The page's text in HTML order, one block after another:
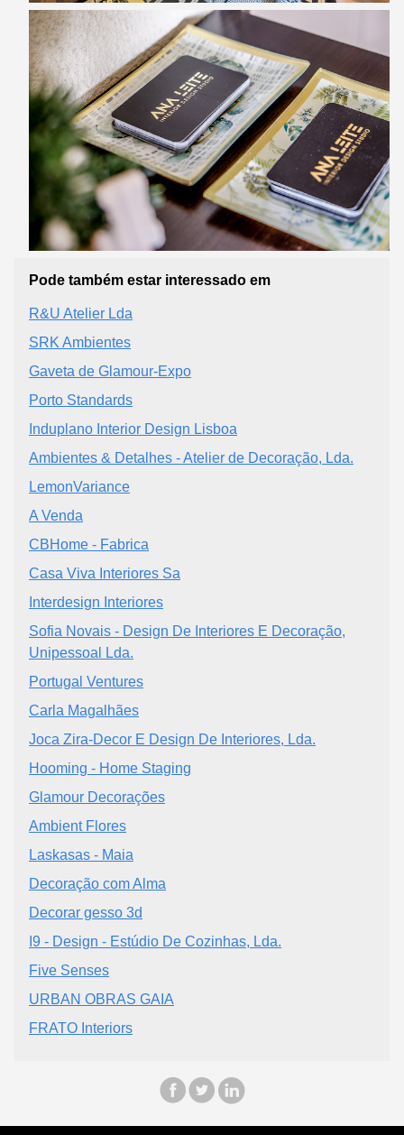
Pode também estar interessado em
R&U Atelier Lda
SRK Ambientes
Gaveta de Glamour-Expo
Porto Standards
Induplano Interior Design Lisboa
Ambientes & Detalhes - Atelier de Decoração, Lda.
LemonVariance
A Venda
CBHome - Fabrica
Casa Viva Interiores Sa
Interdesign Interiores
Sofia Novais - Design De Interiores E Decoração,
Unipessoal Lda.
Portugal Ventures
Carla Magalhães
Joca Zira-Decor E Design De Interiores, Lda.
Hooming - Home Staging
Glamour Decorações
Ambient Flores
Laskasas - Maia
Decoração com Alma
Decorar gesso 3d
I9 - Design - Estúdio De Cozinhas, Lda.
Five Senses
URBAN OBRAS GAIA
FRATO Interiors